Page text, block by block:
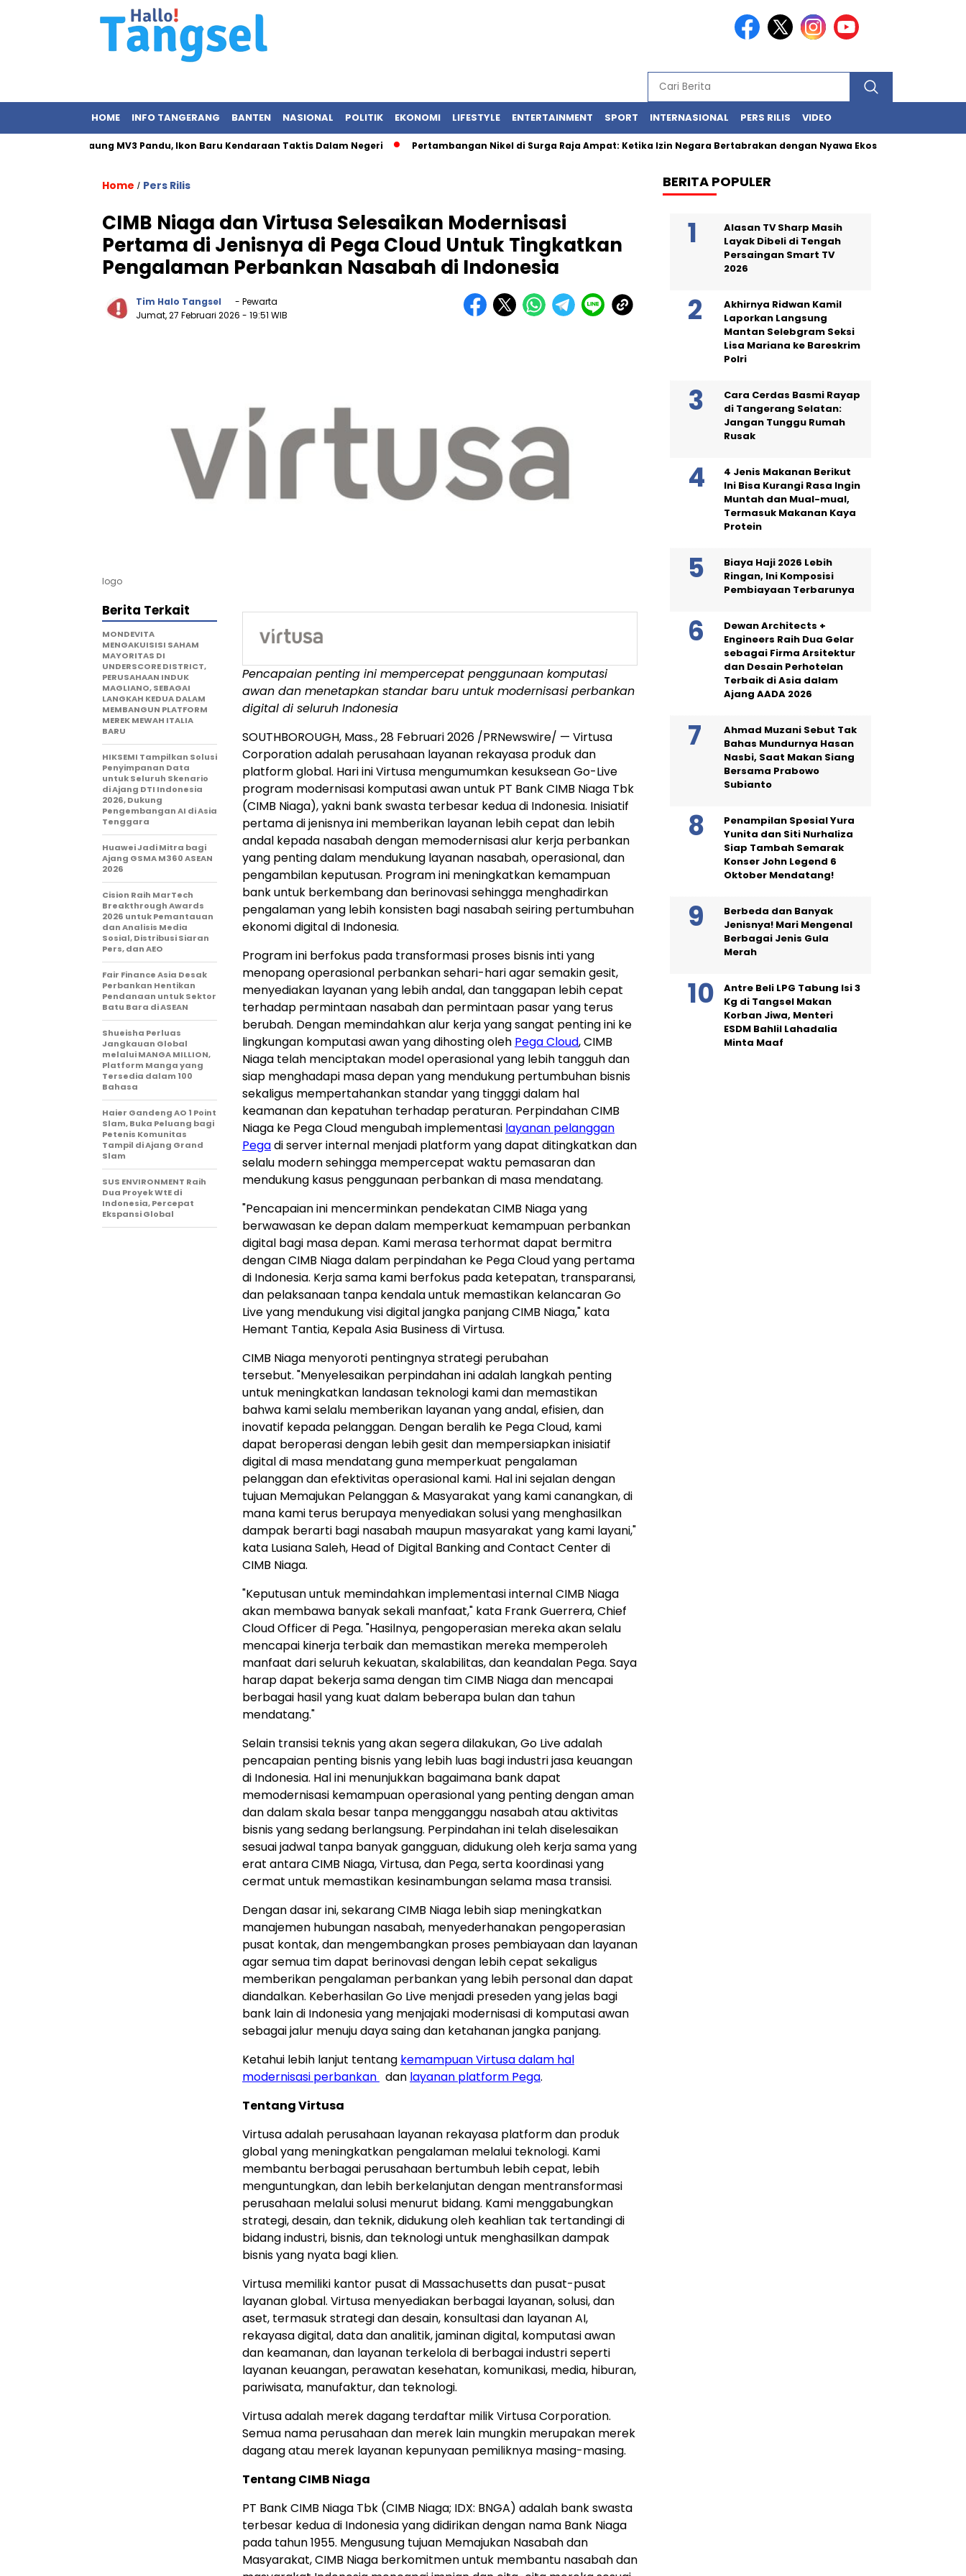
HOME INFO TANGERANG BANTEN NASIONAL POLITIK EKONOMI LIFESTYLE ENTERTAINMENT SPORT INTERNASIONAL PERS RILIS VIDEO
Maung MV3 Pandu, Ikon Baru Kendaraan Taktis Dalam Negeri Pertambangan Nikel di Surga Raja Ampat: Ketika Izin Negara Bertabrakan dengan Nyawa Ekosistem Laut
Home / Pers Rilis
CIMB Niaga dan Virtusa Selesaikan Modernisasi
Pertama di Jenisnya di Pega Cloud Untuk Tingkatkan
Pengalaman Perbankan Nasabah di Indonesia
Tim Halo Tangsel
- Pewarta
Jumat, 27 Februari 2026 - 19:51 WIB
logo
Pencapaian penting ini mempercepat penggunaan komputasi
awan dan menetapkan standar baru untuk modernisasi perbankan
digital di seluruh Indonesia
SOUTHBOROUGH, Mass.,28 Februari 2026 /PRNewswire/ — Virtusa
Corporation adalah perusahaan layanan rekayasa produk dan
platform global. Hari ini Virtusa mengumumkan kesuksean Go-Live
program modernisasi komputasi awan untuk PT Bank CIMB Niaga Tbk
(CIMB Niaga), yakni bank swasta terbesar kedua di Indonesia. Inisiatif
pertama di jenisnya ini memberikan layanan lebih cepat dan lebih
andal kepada nasabah dengan memodernisasi alur kerja perbankan
yang penting dalam mendukung layanan nasabah, operasional, dan
pengambilan keputusan. Program ini meningkatkan kemampuan
bank untuk berkembang dan berinovasi sehingga menghadirkan
pengalaman yang lebih konsisten bagi nasabah seiring pertumbuhan
ekonomi digital di Indonesia.
Program ini berfokus pada transformasi proses bisnis inti yang
menopang operasional perbankan sehari-hari agar semakin gesit,
menyediakan layanan yang lebih andal, dan tanggapan lebih cepat
terhadap permintaan nasabah dan permintaan pasar yang terus
berubah. Dengan memindahkan alur kerja yang sangat penting ini ke
lingkungan komputasi awan yang dihosting oleh Pega Cloud, CIMB
Niaga telah menciptakan model operasional yang lebih tangguh dan
siap menghadapi masa depan yang mendukung pertumbuhan bisnis
sekaligus mempertahankan standar yang tingggi dalam hal
keamanan dan kepatuhan terhadap peraturan. Perpindahan CIMB
Niaga ke Pega Cloud mengubah implementasi layanan pelanggan
Pegadi server internal menjadi platform yang dapat ditingkatkan dan
selalu modern sehingga mempercepat waktu pemasaran dan
mendukung kasus penggunaan perbankan di masa mendatang.
"Pencapaian ini mencerminkan pendekatan CIMB Niaga yang
berwawasan ke depan dalam memperkuat kemampuan perbankan
digital bagi masa depan. Kami merasa terhormat dapat bermitra
dengan CIMB Niaga dalam perpindahan ke Pega Cloud yang pertama
di Indonesia. Kerja sama kami berfokus pada ketepatan, transparansi,
dan pelaksanaan tanpa kendala untuk memastikan kelancaran Go
Live yang mendukung visi digital jangka panjang CIMB Niaga," kata
Hemant Tantia, Kepala Asia Business di Virtusa.
CIMB Niaga menyoroti pentingnya strategi perubahan
tersebut. "Menyelesaikan perpindahan ini adalah langkah penting
untuk meningkatkan landasan teknologi kami dan memastikan
bahwa kami selalu memberikan layanan yang andal, efisien, dan
inovatif kepada pelanggan. Dengan beralih ke Pega Cloud, kami
dapat beroperasi dengan lebih gesit dan mempersiapkan inisiatif
digital di masa mendatang guna memperkuat pengalaman
pelanggan dan efektivitas operasional kami. Hal ini sejalan dengan
tujuan Memajukan Pelanggan & Masyarakat yang kami canangkan, di
mana kami terus berupaya menyediakan solusi yang menghasilkan
dampak berarti bagi nasabah maupun masyarakat yang kami layani,"
kata Lusiana Saleh, Head of Digital Banking and Contact Center di
CIMB Niaga.
"Keputusan untuk memindahkan implementasi internal CIMB Niaga
akan membawa banyak sekali manfaat," kata Frank Guerrera, Chief
Cloud Officer di Pega. "Hasilnya, pengoperasian mereka akan selalu
mencapai kinerja terbaik dan memastikan mereka memperoleh
manfaat dari seluruh kekuatan, skalabilitas, dan keandalan Pega. Saya
harap dapat bekerja sama dengan tim CIMB Niaga dan mencapai
berbagai hasil yang kuat dalam beberapa bulan dan tahun
mendatang."
Selain transisi teknis yang akan segera dilakukan, Go Live adalah
pencapaian penting bisnis yang lebih luas bagi industri jasa keuangan
di Indonesia. Hal ini menunjukkan bagaimana bank dapat
memodernisasi kemampuan operasional yang penting dengan aman
dan dalam skala besar tanpa mengganggu nasabah atau aktivitas
bisnis yang sedang berlangsung. Perpindahan ini telah diselesaikan
sesuai jadwal tanpa banyak gangguan, didukung oleh kerja sama yang
erat antara CIMB Niaga, Virtusa, dan Pega, serta koordinasi yang
cermat untuk memastikan kesinambungan selama masa transisi.
Dengan dasar ini, sekarang CIMB Niaga lebih siap meningkatkan
manajemen hubungan nasabah, menyederhanakan pengoperasian
pusat kontak, dan mengembangkan proses pembiayaan dan layanan
agar semua tim dapat berinovasi dengan lebih cepat sekaligus
memberikan pengalaman perbankan yang lebih personal dan dapat
diandalkan. Keberhasilan Go Live menjadi preseden yang jelas bagi
bank lain di Indonesia yang menjajaki modernisasi di komputasi awan
sebagai jalur menuju daya saing dan ketahanan jangka panjang.
Ketahui lebih lanjut tentang kemampuan Virtusa dalam hal
modernisasi perbankan dan layanan platform Pega.
Tentang Virtusa
Virtusa adalah perusahaan layanan rekayasa platform dan produk
global yang meningkatkan pengalaman melalui teknologi. Kami
membantu berbagai perusahaan bertumbuh lebih cepat, lebih
menguntungkan, dan lebih berkelanjutan dengan mentransformasi
perusahaan melalui solusi menurut bidang. Kami menggabungkan
strategi, desain, dan teknik, didukung oleh keahlian tak tertandingi di
bidang industri, bisnis, dan teknologi untuk menghasilkan dampak
bisnis yang nyata bagi klien.
Virtusa memiliki kantor pusat di Massachusetts dan pusat-pusat
layanan global. Virtusa menyediakan berbagai layanan, solusi, dan
aset, termasuk strategi dan desain, konsultasi dan layanan AI,
rekayasa digital, data dan analitik, jaminan digital, komputasi awan
dan keamanan, dan layanan terkelola di berbagai industri seperti
layanan keuangan, perawatan kesehatan, komunikasi, media, hiburan,
pariwisata, manufaktur, dan teknologi.
Virtusa adalah merek dagang terdaftar milik Virtusa Corporation.
Semua nama perusahaan dan merek lain mungkin merupakan merek
dagang atau merek layanan kepunyaan pemiliknya masing-masing.
Tentang CIMB Niaga
PT Bank CIMB Niaga Tbk (CIMB Niaga; IDX: BNGA) adalah bank swasta
terbesar kedua di Indonesia yang didirikan dengan nama Bank Niaga
pada tahun 1955. Mengusung tujuan Memajukan Nasabah dan
Masyarakat, CIMB Niaga berkomitmen untuk membantu nasabah dan
Berita Terkait
MONDEVITA
MENGAKUISISI SAHAM
MAYORITAS DI
UNDERSCORE DISTRICT,
PERUSAHAAN INDUK
MAGLIANO, SEBAGAI
LANGKAH KEDUA DALAM
MEMBANGUN PLATFORM
MEREK MEWAH ITALIA
BARU
HIKSEMI Tampilkan Solusi
Penyimpanan Data
untuk Seluruh Skenario
di Ajang DTI Indonesia
2026, Dukung
Pengembangan AI di Asia
Tenggara
Huawei Jadi Mitra bagi
Ajang GSMA M360 ASEAN
2026
Cision Raih MarTech
Breakthrough Awards
2026 untuk Pemantauan
dan Analisis Media
Sosial, Distribusi Siaran
Pers, dan AEO
Fair Finance Asia Desak
Perbankan Hentikan
Pendanaan untuk Sektor
Batu Bara di ASEAN
Shueisha Perluas
Jangkauan Global
melalui MANGA MILLION,
Platform Manga yang
Tersedia dalam 100
Bahasa
Haier Gandeng AO 1 Point
Slam, Buka Peluang bagi
Petenis Komunitas
Tampil di Ajang Grand
Slam
SUS ENVIRONMENT Raih
Dua Proyek WtE di
Indonesia, Percepat
Ekspansi Global
BERITA POPULER
Alasan TV Sharp Masih
Layak Dibeli di Tengah
Persaingan Smart TV
2026
Akhirnya Ridwan Kamil
Laporkan Langsung
Mantan Selebgram Seksi
Lisa Mariana ke Bareskrim
Polri
Cara Cerdas Basmi Rayap
di Tangerang Selatan:
Jangan Tunggu Rumah
Rusak
4 Jenis Makanan Berikut
Ini Bisa Kurangi Rasa Ingin
Muntah dan Mual-mual,
Termasuk Makanan Kaya
Protein
Biaya Haji 2026 Lebih
Ringan, Ini Komposisi
Pembiayaan Terbarunya
Dewan Architects +
Engineers Raih Dua Gelar
sebagai Firma Arsitektur
dan Desain Perhotelan
Terbaik di Asia dalam
Ajang AADA 2026
Ahmad Muzani Sebut Tak
Bahas Mundurnya Hasan
Nasbi, Saat Makan Siang
Bersama Prabowo
Subianto
Penampilan Spesial Yura
Yunita dan Siti Nurhaliza
Siap Tambah Semarak
Konser John Legend 6
Oktober Mendatang!
Berbeda dan Banyak
Jenisnya! Mari Mengenal
Berbagai Jenis Gula
Merah
Antre Beli LPG Tabung Isi 3
Kg di Tangsel Makan
Korban Jiwa, Menteri
ESDM Bahlil Lahadalia
Minta Maaf